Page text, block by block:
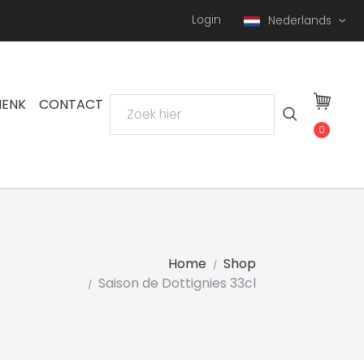
Login Nederlands
CONTACT
0
Home
Shop
Saison de Dottignies 33cl